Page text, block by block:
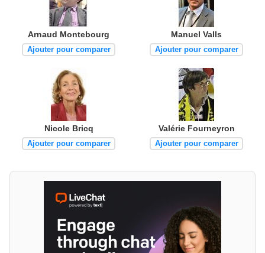
Arnaud Montebourg
Ajouter pour comparer
Manuel Valls
Ajouter pour comparer
Nicole Bricq
Ajouter pour comparer
Valérie Fourneyron
Ajouter pour comparer